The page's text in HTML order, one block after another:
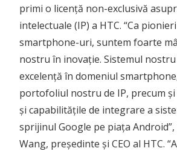
primi o licență non-exclusivă
intelectuale (IP) a HTC. “Ca
smartphone-uri, suntem foarte
nostru în inovație. Sistemul nostru
excelență în domeniul
portofoliul nostru de IP, precum
și capabilitățile de integrare a
sprijinul Google pe piața
Wang, președinte și CEO al HTC.